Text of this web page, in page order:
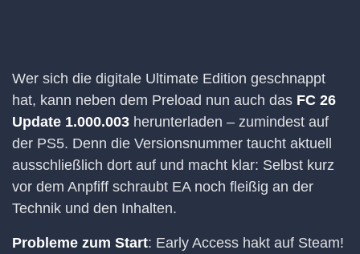
Wer sich die digitale Ultimate Edition geschnappt
hat, kann neben dem Preload nun auch das FC 26
Update 1.000.003 herunterladen – zumindest auf
der PS5. Denn die Versionsnummer taucht aktuell
ausschließlich dort auf und macht klar: Selbst kurz
vor dem Anpfiff schraubt EA noch fleißig an der
Technik und den Inhalten.
Probleme zum Start: Early Access hakt auf Steam!